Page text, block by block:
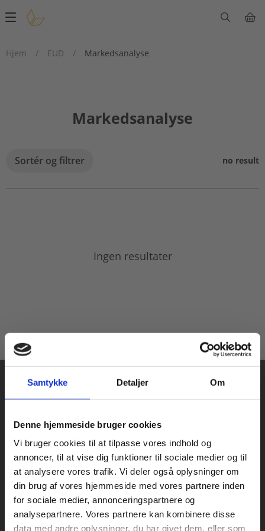
Samtykke Detaljer Om
Denne hjemmeside bruger cookies
Vi bruger cookies til at tilpasse vores indhold og
annoncer, til at vise dig funktioner til sociale medier og til
at analysere vores trafik. Vi deler også oplysninger om
din brug af vores hjemmeside med vores partnere inden
for sociale medier, annonceringspartnere og
analysepartnere. Vores partnere kan kombinere disse
data med andre oplysninger, du har givet dem, eller som
Main
Hjem
/ EUD / Markedsanalyse
Markedsanalyse
Sortér og filtrer no result
Ingen resultater
Praxis Forlag A/S
CVR 41280921
København
Vognmagergade 7, 5. sal
1120 København K
Køb læremidler og find masterclasses mm.
Fortsæt som:
For privatkunder og
studerende. Du får
For institutioner og
virksomheder. Du